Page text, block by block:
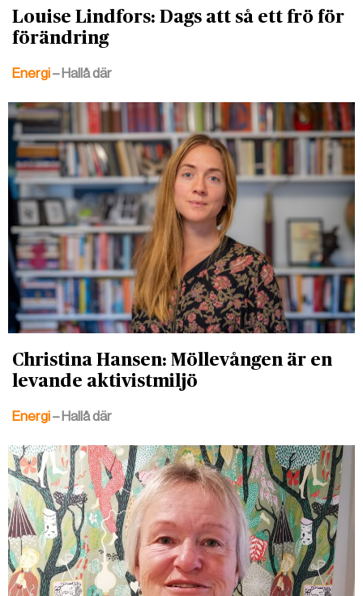
Louise Lindfors: Dags att så ett frö för
förändring
Energi– Hallå där
Christina Hansen: Möllevången är en
levande aktivistmiljö
Energi– Hallå där